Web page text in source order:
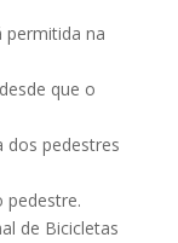
permitida na
que o
dos pedestres
pedestre.
de Bicicletas